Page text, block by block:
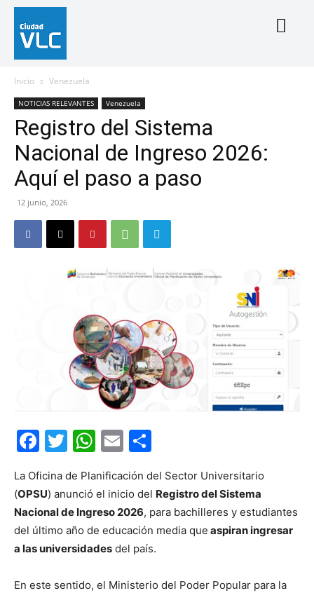
Inicio Venezuela
NOTICIAS RELEVANTES Venezuela
Registro del Sistema
Nacional de Ingreso 2026:
Aquí el paso a paso
12 junio, 2026
Facebook
Twitter
WhatsApp
Email
La Oficina de Planificación del Sector Universitario
(OPSU) anunció el inicio del Registro del Sistema
Nacional de Ingreso 2026, para bachilleres y estudiantes
del último año de educación media que aspiran ingresar
a las universidades del país.
En este sentido, el Ministerio del Poder Popular para la